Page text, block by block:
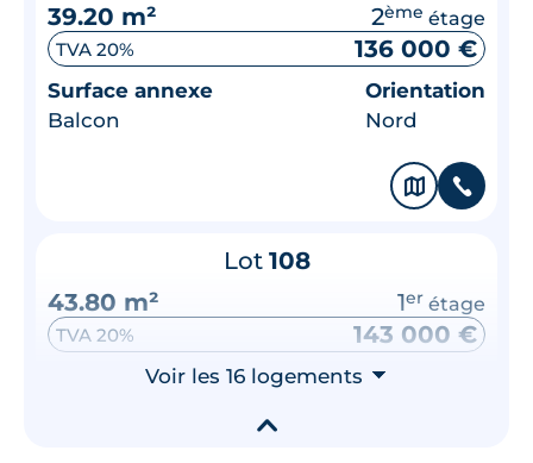
39.20 m²
2ème étage
TVA 20% 136 000 €
Surface annexe
Balcon
Orientation
Nord
🗞 📞
Lot 108
43.80 m²
1er étage
TVA 20% 143 000 €
Surface annexe
Orientation
Voir les 16 logements ⮟
▾